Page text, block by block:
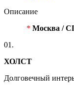
Описание
* Москва /
01.
ХОЛСТ
Долговечный